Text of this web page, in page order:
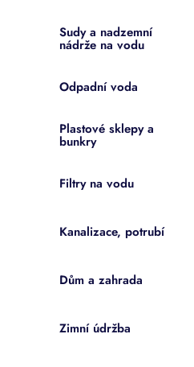
Sudy a nadzemní
nádrže na vodu
Odpadní voda
Plastové sklepy a
bunkry
Filtry na vodu
Kanalizace, potrubí
Dům a zahrada
Zimní údržba